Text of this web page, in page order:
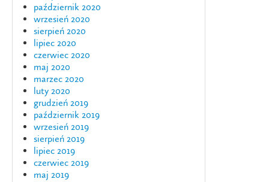
październik 2020
wrzesień 2020
sierpień 2020
lipiec 2020
czerwiec 2020
maj 2020
marzec 2020
luty 2020
grudzień 2019
październik 2019
wrzesień 2019
sierpień 2019
lipiec 2019
czerwiec 2019
maj 2019